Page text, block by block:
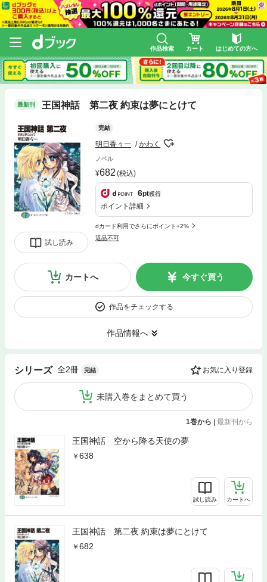
作品検索 カート はじめての方へ
最新刊 王国神話 第二夜 約束は夢にとけて
試し読み
完結
明日香々一 かわく
ノベル
682 (税込)
6pt獲得
ポイント詳細
dカード利用でさらにポイント+2%
返品不可
カートへ 今すぐ買う
作品をチェックする
作品情報へ
シリーズ 全2冊 完結 お気に入り登録
未購入巻をまとめて買う
1巻から | 最新刊から
王国神話 空から降る天使の夢
638
試し読み カートへ
王国神話 第二夜 約束は夢にとけて
682